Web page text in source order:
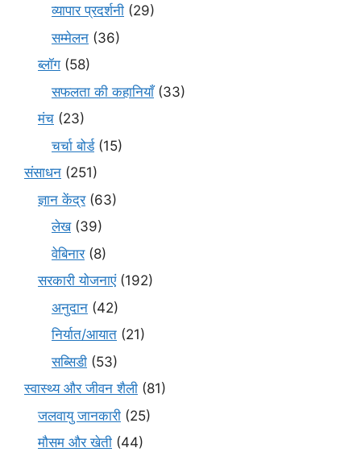
व्यापार प्रदर्शनी (29)
सम्मेलन (36)
ब्लॉग (58)
सफलता की कहानियाँ(33)
मंच (23)
चर्चा बोर्ड(15)
संसाधन (251)
ज्ञान केंद्र(63)
लेख(39)
वेबिनार(8)
सरकारी योजनाएं(192)
अनुदान (42)
निर्यात/आयात (21)
सब्सिडी (53)
स्वास्थ्य और जीवन शैली (81)
जलवायु जानकारी (25)
मौसम और खेती (44)